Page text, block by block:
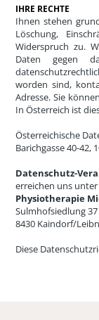
IHRE RECHTE
Ihnen stehen
Löschung,
Widerspruch zu.
Daten gegen
worden sind,
Adresse. Sie
In Österreich ist
Österreichische
Barichgasse 40-42,
Datenschutz-
erreichen uns
Physiotherapie
Sulmhofsiedlung 37
8430 Kaindorf/
Diese